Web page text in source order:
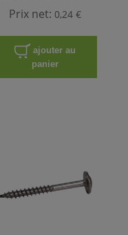
Prix net: 0,24 €
ajouter au
panier